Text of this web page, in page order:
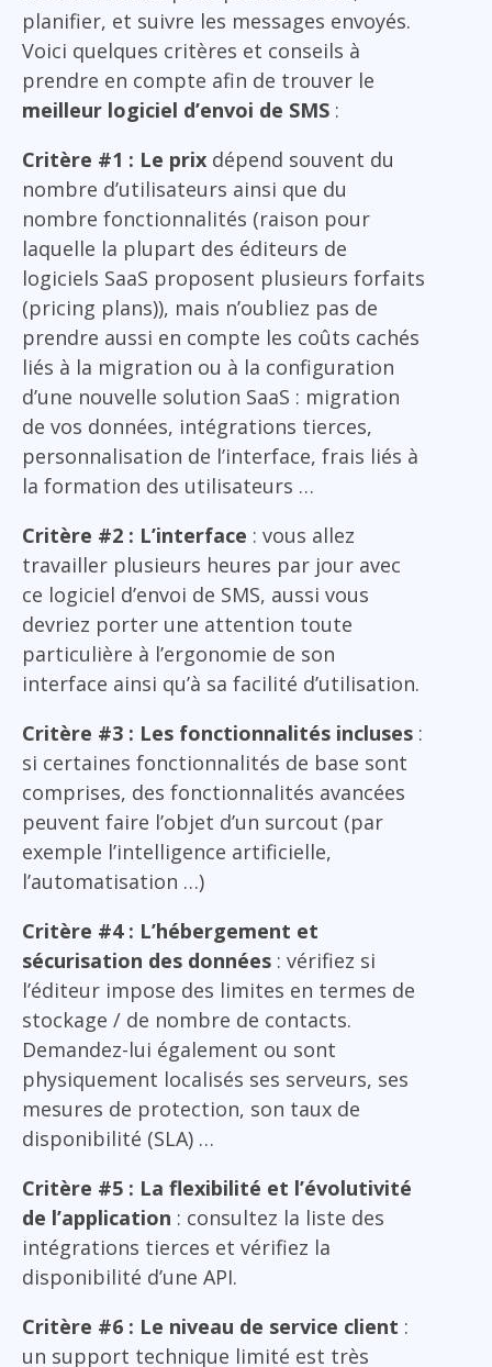
planifier, et suivre les messages envoyés.
Voici quelques critères et conseils à
prendre en compte afin de trouver le
meilleur logiciel d’envoi de SMS :
Critère #1 : Le prix dépend souvent du
nombre d’utilisateurs ainsi que du
nombre fonctionnalités (raison pour
laquelle la plupart des éditeurs de
logiciels SaaS proposent plusieurs forfaits
(pricing plans)), mais n’oubliez pas de
prendre aussi en compte les coûts cachés
liés à la migration ou à la configuration
d’une nouvelle solution SaaS : migration
de vos données, intégrations tierces,
personnalisation de l’interface, frais liés à
la formation des utilisateurs …
Critère #2 : L’interface : vous allez
travailler plusieurs heures par jour avec
ce logiciel d’envoi de SMS, aussi vous
devriez porter une attention toute
particulière à l’ergonomie de son
interface ainsi qu’à sa facilité d’utilisation.
Critère #3 : Les fonctionnalités incluses :
si certaines fonctionnalités de base sont
comprises, des fonctionnalités avancées
peuvent faire l’objet d’un surcout (par
exemple l’intelligence artificielle,
l’automatisation …)
Critère #4 : L’hébergement et
sécurisation des données : vérifiez si
l’éditeur impose des limites en termes de
stockage / de nombre de contacts.
Demandez-lui également ou sont
physiquement localisés ses serveurs, ses
mesures de protection, son taux de
disponibilité (SLA) …
Critère #5 : La flexibilité et l’évolutivité
de l’application : consultez la liste des
intégrations tierces et vérifiez la
disponibilité d’une API.
Critère #6 : Le niveau de service client :
un support technique limité est très